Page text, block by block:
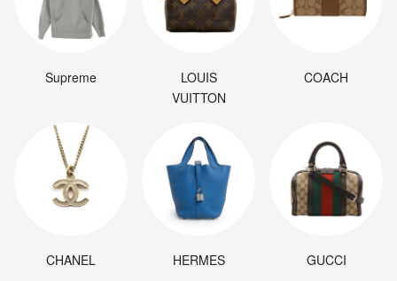
Supreme
LOUIS
VUITTON
COACH
CHANEL HERMES GUCCI